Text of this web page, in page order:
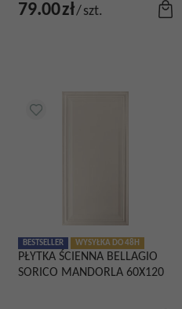
79.00zł/szt.
BESTSELLER WYSYŁKA DO 48H
PŁYTKA ŚCIENNA BELLAGIO
SORICO MANDORLA 60X120